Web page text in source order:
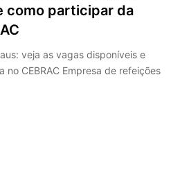
como participar da
veja as vagas disponíveis e
CEBRAC Empresa de refeições